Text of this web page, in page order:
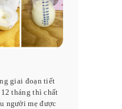
giai đoạn tiết
tháng thì chất
người mẹ được